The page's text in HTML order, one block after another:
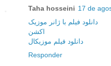
Taha hosseini 17 de
دانلود فیلم با ژانر موزیک
اکشن
دانلود فیلم موزیکال
Responder